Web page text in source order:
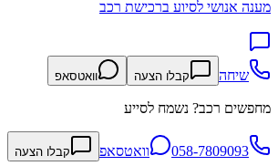
מענה אנושי לסיוע ברכישת רכב
שיחה קבלו הצעה וואטסאפ
מחפשים רכב? נשמח לסייע
058-7809093 וואטסאפ קבלו הצעה